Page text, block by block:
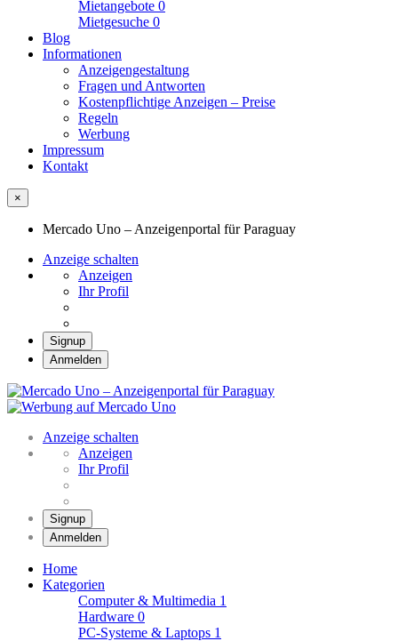
Mietangebote 0
Mietgesuche 0
Blog
Informationen
Anzeigengestaltung
Fragen und Antworten
Kostenpflichtige Anzeigen – Preise
Regeln
Werbung
Impressum
Kontakt
×
Mercado Uno – Anzeigenportal für Paraguay
Anzeige schalten
Anzeigen
Ihr Profil
Signup
Anmelden
Anzeige schalten
Anzeigen
Ihr Profil
Signup
Anmelden
Home
Kategorien
Computer & Multimedia 1
Hardware 0
PC-Systeme & Laptops 1